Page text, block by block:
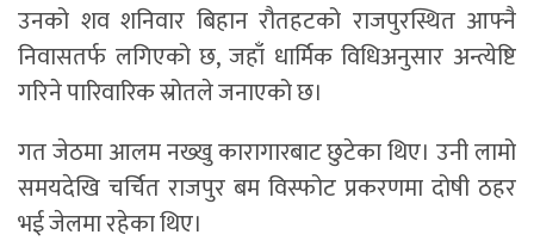
उनको शव शनिवार बिहान रौतहटको राजपुरस्थित आफ्नै
निवासतर्फ लगिएको छ, जहाँ धार्मिक विधिअनुसार अन्त्येष्टि
गरिने पारिवारिक स्रोतले जनाएको छ।
गत जेठमा आलम नख्खु कारागारबाट छुटेका थिए। उनी लामो
समयदेखि चर्चित राजपुर बम विस्फोट प्रकरणमा दोषी ठहर
भई जेलमा रहेका थिए।